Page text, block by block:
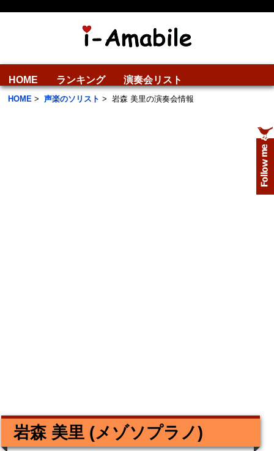
HOME ランキング 演奏会リスト
HOME > 声楽のソリスト > 岩森 美里の演奏会情報
岩森 美里 (メゾソプラノ)